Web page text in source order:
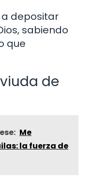
a depositar
sabiendo
que
de
Me
la fuerza de